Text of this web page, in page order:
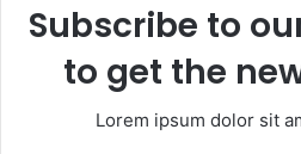
Subscribe to
to get the
Lorem ipsum dolor sit